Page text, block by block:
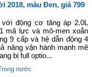
2018, màu Đen, giá 799
với động cơ tăng áp 2.0L
mã lực và mô-men xoắn
9 cấp và hệ dẫn động 4
năng vận hành mạnh mẽ
bị full optio...
nước